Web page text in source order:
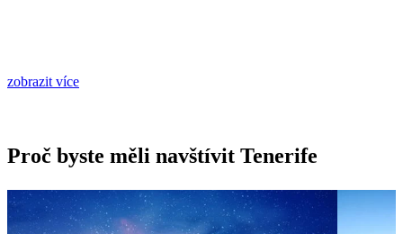
zobrazit více
Proč byste měli navštívit Tenerife